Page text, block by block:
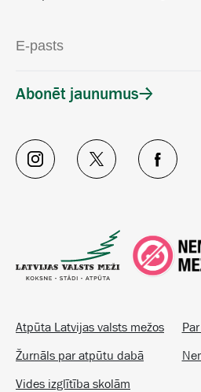
Atpūta Latvijas valsts mežos
Žurnāls par atpūtu dabā
Vides izglītība skolām
Abonēt jaunumus